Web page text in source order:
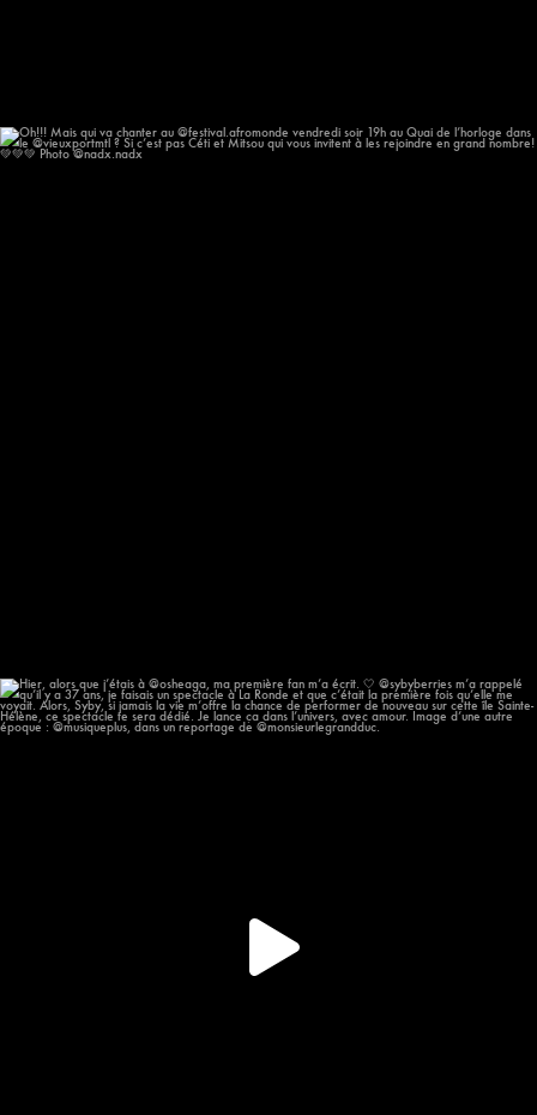
Oh!!! Mais qui va chanter au @festival.afromonde
Hier, alors que j’étais à @osheaga, ma première...